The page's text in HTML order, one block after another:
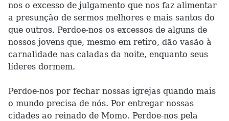
nos o excesso de julgamento que nos faz alimentar
a presunção de sermos melhores e mais santos do
que outros. Perdoe-nos os excessos de alguns de
nossos jovens que, mesmo em retiro, dão vasão à
carnalidade nas caladas da noite, enquanto seus
líderes dormem.
Perdoe-nos por fechar nossas igrejas quando mais
o mundo precisa de nós. Por entregar nossas
cidades ao reinado de Momo. Perdoe-nos pela